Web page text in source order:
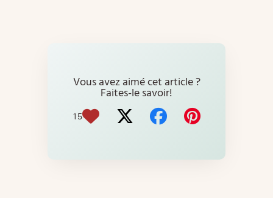
Vous avez aimé cet article ?
Faites-le savoir!
15